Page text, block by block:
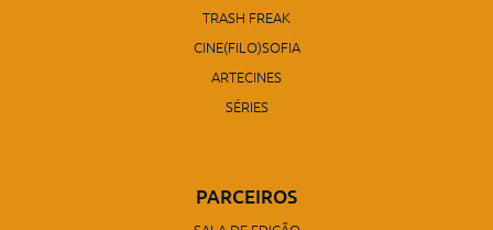
TRASH FREAK
CINE(FILO)SOFIA
ARTECINES
SÉRIES
PARCEIROS